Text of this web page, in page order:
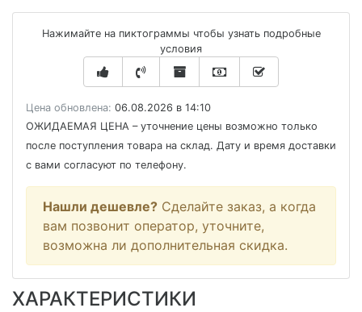
Нажимайте на пиктограммы чтобы узнать подробные
условия
Цена обновлена: 06.08.2026 в 14:10
ОЖИДАЕМАЯ ЦЕНА – уточнение цены возможно только
после поступления товара на склад. Дату и время доставки
с вами согласуют по телефону.
Нашли дешевле? Сделайте заказ, а когда
вам позвонит оператор, уточните,
возможна ли дополнительная скидка.
ХАРАКТЕРИСТИКИ